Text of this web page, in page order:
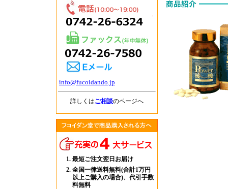
info@fucoidando.jp
詳しくはご相談のページへ
最短ご注文翌日お届け
全国一律送料無料(合計1万円
以上ご購入の場合)、代引手数
料無料